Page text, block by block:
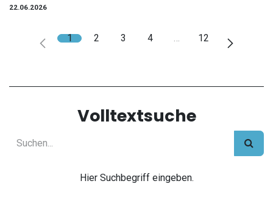
22.06.2026
1 2 3 4 12
Volltextsuche
Hier Suchbegriff eingeben.